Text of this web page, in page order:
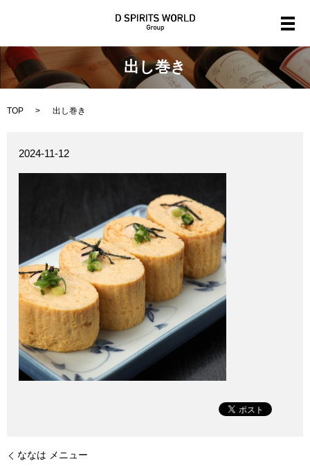
メ
出し巻き
TOP 出し巻き
2024-11-12
ななは メニュー